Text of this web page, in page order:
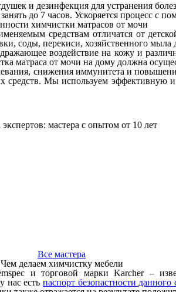
и дезинфекция для устранения
до 7 часов. Ускоряется процесс
химчистки матрасов от мочи
средствам отличатся от
соды, перекиси, хозяйственного мыла
воздействие на кожу и
матраса от мочи на дому должна
снижения иммунитета и
Мы используем эффективную
мастера с опытом от 10 лет
Все мастера
Чем делаем химчистку мебели
и торговой марки Karcher –
нас естьпаспорт безопастности данного